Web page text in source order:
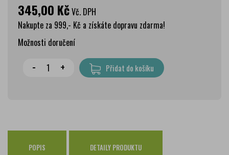
345,00 KčVč. DPH
Nakupte za 999,- Kč a získáte dopravu zdarma!
Možnosti doručení
Wolt doprava
zdarma
79 Kč
Osobní odběr Pražákova
zdarma
Osobní odběr Kounicova
- + Přidat do košíku
POPIS DETAILY PRODUKTU